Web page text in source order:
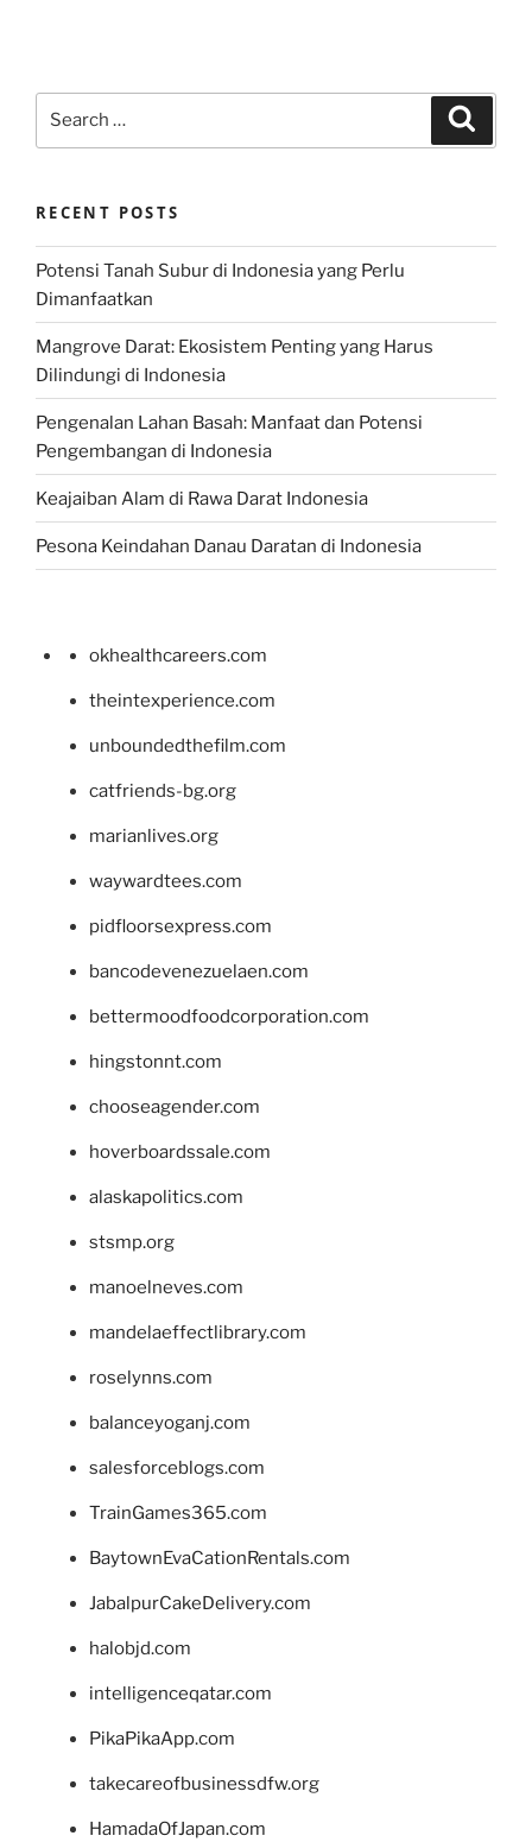
RECENT POSTS
Potensi Tanah Subur di Indonesia yang Perlu
Dimanfaatkan
Mangrove Darat: Ekosistem Penting yang Harus
Dilindungi di Indonesia
Pengenalan Lahan Basah: Manfaat dan Potensi
Pengembangan di Indonesia
Keajaiban Alam di Rawa Darat Indonesia
Pesona Keindahan Danau Daratan di Indonesia
okhealthcareers.com
theintexperience.com
unboundedthefilm.com
catfriends-bg.org
marianlives.org
waywardtees.com
pidfloorsexpress.com
bancodevenezuelaen.com
bettermoodfoodcorporation.com
hingstonnt.com
chooseagender.com
hoverboardssale.com
alaskapolitics.com
stsmp.org
manoelneves.com
mandelaeffectlibrary.com
roselynns.com
balanceyoganj.com
salesforceblogs.com
TrainGames365.com
BaytownEvaCationRentals.com
JabalpurCakeDelivery.com
halobjd.com
intelligenceqatar.com
PikaPikaApp.com
takecareofbusinessdfw.org
HamadaOfJapan.com